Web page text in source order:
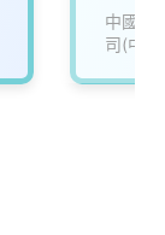
中國信
司(中